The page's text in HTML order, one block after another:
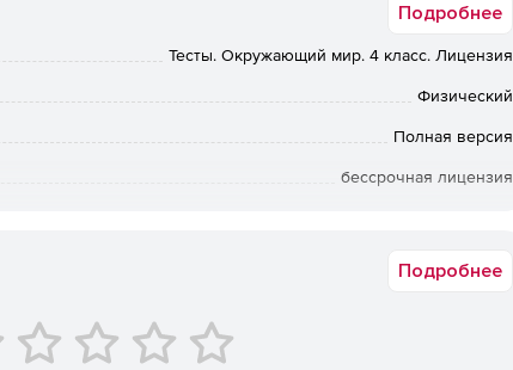
с учетом индивидуальных особенностей каждого
усвоения знаний
обобщение, установление соответствия)
Подробнее
Тесты. Окружающий мир. 4 класс. Лицензия
Физический
Полная версия
бессрочная лицензия
Подробнее